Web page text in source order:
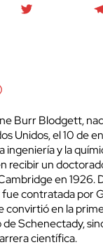
Burr Blodgett,
Unidos, el 10 de
ingeniería y la
recibir un
en 1926.
contratada por
convirtió en la
Schenectady,
científica.